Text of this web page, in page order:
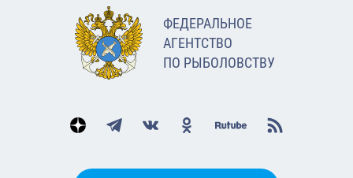
ФЕДЕРАЛЬНОЕ
АГЕНТСТВО
ПО РЫБОЛОВСТВУ